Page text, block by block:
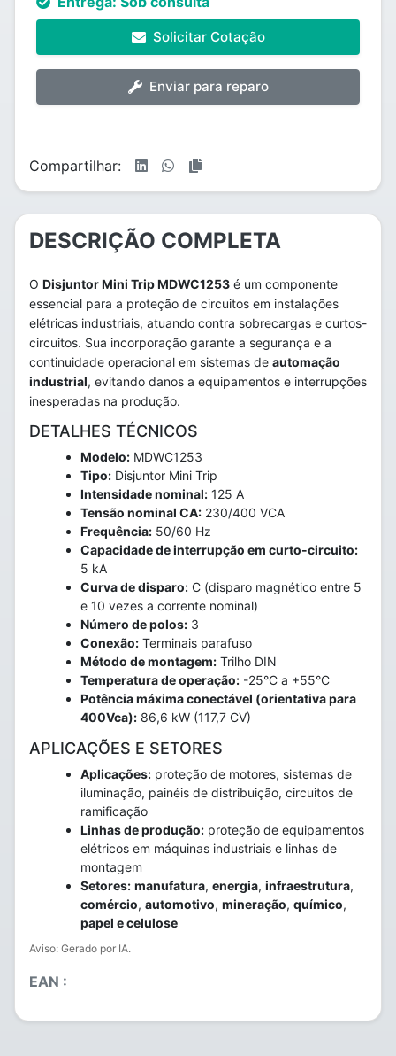
Solicitar Cotação
Enviar para reparo
Compartilhar:
DESCRIÇÃO COMPLETA
O Disjuntor Mini Trip MDWC1253 é um componente
essencial para a proteção de circuitos em instalações
elétricas industriais, atuando contra sobrecargas e curtos-
circuitos. Sua incorporação garante a segurança e a
continuidade operacional em sistemas de automação
industrial, evitando danos a equipamentos e interrupções
inesperadas na produção.
DETALHES TÉCNICOS
Modelo: MDWC1253
Tipo: Disjuntor Mini Trip
Intensidade nominal: 125 A
Tensão nominal CA: 230/400 VCA
Frequência: 50/60 Hz
Capacidade de interrupção em curto-circuito:
5 kA
Curva de disparo: C (disparo magnético entre 5
e 10 vezes a corrente nominal)
Número de polos: 3
Conexão: Terminais parafuso
Método de montagem: Trilho DIN
Temperatura de operação: -25°C a +55°C
Potência máxima conectável (orientativa para
400Vca): 86,6 kW (117,7 CV)
APLICAÇÕES E SETORES
Aplicações: proteção de motores, sistemas de
iluminação, painéis de distribuição, circuitos de
ramificação
Linhas de produção: proteção de equipamentos
elétricos em máquinas industriais e linhas de
montagem
Setores: manufatura, energia, infraestrutura,
comércio, automotivo, mineração, químico,
papel e celulose
Aviso: Gerado por IA.
EAN :